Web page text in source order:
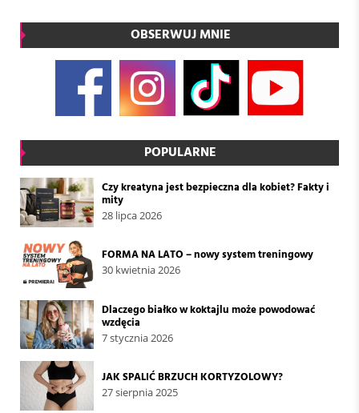
OBSERWUJ MNIE
POPULARNE
Czy kreatyna jest bezpieczna dla kobiet? Fakty i
mity
28 lipca 2026
FORMA NA LATO – nowy system treningowy
30 kwietnia 2026
Dlaczego białko w koktajlu może powodować
wzdęcia
7 stycznia 2026
JAK SPALIĆ BRZUCH KORTYZOLOWY?
27 sierpnia 2025